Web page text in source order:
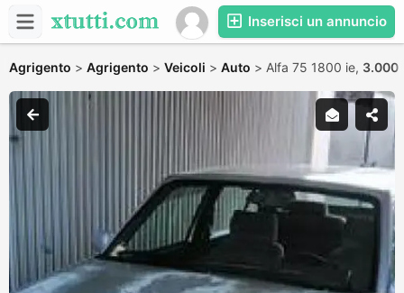
Inserisci un annuncio
Agrigento > Agrigento > Veicoli > Auto > Alfa 75 1800 ie, 3.000